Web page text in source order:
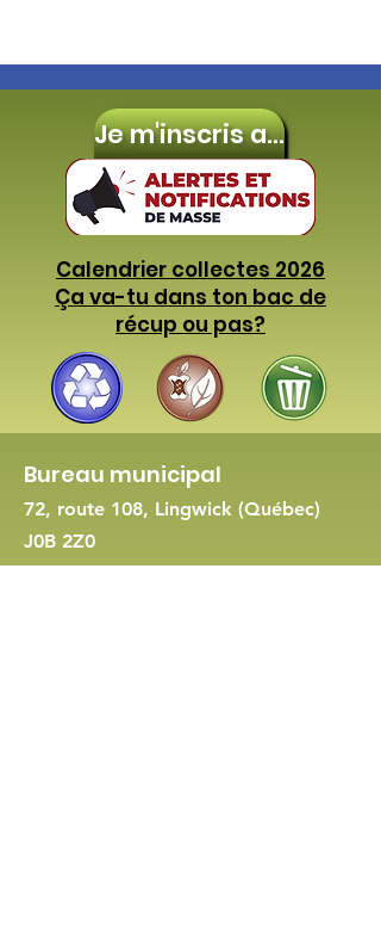
Je m'inscris aux
Calendrier collectes 2026
Ça va-tu dans ton bac de
récup ou pas?
Bureau municipal
72, route 108, Lingwick (Québec)
J0B 2Z0
819 560-8422-Nous joindre